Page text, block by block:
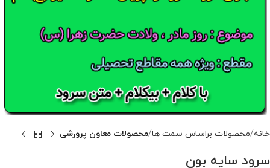
خانه محصولات براساس سمت ها محصولات معاون پرورشی
سرود سایه بون